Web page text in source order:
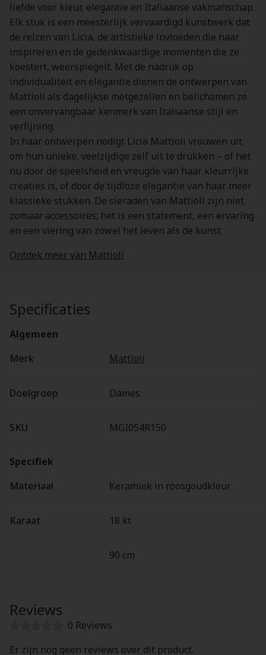
liefde voor kleur, elegantie en Italiaanse vakmanschap.
Elk stuk is een meesterlijk vervaardigd kunstwerk dat
de reizen van Licia, de artistieke invloeden die haar
inspireren en de gedenkwaardige momenten die ze
koestert, weerspiegelt. Met de nadruk op
individualiteit en elegantie dienen de ontwerpen van
Mattioli als dagelijkse metgezellen en belichamen ze
een onvervangbaar kenmerk van Italiaanse stijl en
verfijning.
In haar ontwerpen nodigt Licia Mattioli vrouwen uit
om hun unieke, veelzijdige zelf uit te drukken – of het
nu door de speelsheid en vreugde van haar kleurrijke
creaties is, of door de tijdloze elegantie van haar meer
klassieke stukken. De sieraden van Mattioli zijn niet
zomaar accessoires; het is een statement, een ervaring
en een viering van zowel het leven als de kunst.
Ontdek meer van Mattioli
Specificaties
Algemeen
Merk
Mattioli
Doelgroep Dames
SKU MGI054R150
Specifiek
Materiaal
Keramiek in roosgoudkleur
Karaat 18 kt
90 cm
Reviews
0 Reviews
Er zijn nog geen reviews over dit product.